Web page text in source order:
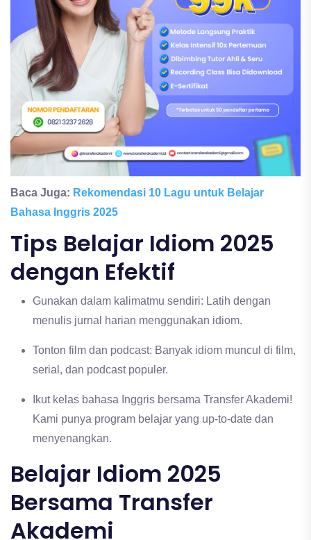
Baca Juga: Rekomendasi 10 Lagu untuk Belajar
Bahasa Inggris 2025
Tips Belajar Idiom 2025
dengan Efektif
Gunakan dalam kalimatmu sendiri: Latih dengan
menulis jurnal harian menggunakan idiom.
Tonton film dan podcast: Banyak idiom muncul di film,
serial, dan podcast populer.
Ikut kelas bahasa Inggris bersama Transfer Akademi!
Kami punya program belajar yang up-to-date dan
menyenangkan.
Belajar Idiom 2025
Bersama Transfer
Akademi